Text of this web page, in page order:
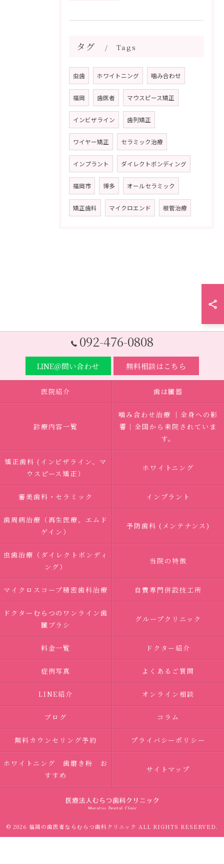
タグ Tags
虫歯 ホワイトニング 噛み合わせ
福岡 歯医者 マウスピース矯正
インビザライン 歯列矯正
ワイヤー矯正 セラミック治療
インプラント ダイレクトボンディング
福岡市 博多 オールセラミック
矯正歯科 マイクロエンド 根管治療
092-476-0808
LINE＠問い合わせ 無料相談はこちら
医院紹介 歯は臓器
診療内容一覧
噛み合わせ治療 ｜全身への影
響｜全国から来院されていま
す。
矯正歯科 (インビザライン、マ
ウスピース矯正）
ホワイトニング
審美歯科・セラミック インプラント
歯周病治療（再生医療、エムド
ゲイン）
予防歯科 (メンテナンス)
虫歯治療（ダイレクトボンディ
ング）
当院の特徴
マイクロスコープ精密歯科治療 自費専門併設技工所
ドクターむらつのワンライン歯
臓ブラシ
グループクリニック
料金一覧 ドクター紹介
症例写真 よくあるご質問
LINE紹介 オンライン相談
ブログ コラム
無料カウンセリング予約 プライバシーポリシー
ホワイトニング 歯磨き粉 お
すすめ
サイトマップ
© 2026 福岡の歯医者ならむらつ歯科クリニック ALL RIGHTS RESERVED.